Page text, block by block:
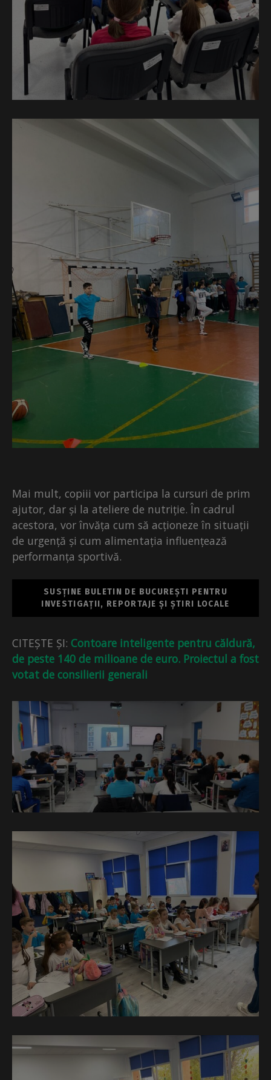
Mai mult, copiii vor participa la cursuri de prim
ajutor, dar și la ateliere de nutriție. În cadrul
acestora, vor învăța cum să acționeze în situații
de urgență și cum alimentația influențează
performanța sportivă.
SUSȚINE BULETIN DE BUCUREȘTI PENTRU
INVESTIGAȚII, REPORTAJE ȘI ȘTIRI LOCALE
CITEȘTE ȘI: Contoare inteligente pentru căldură,
de peste 140 de milioane de euro. Proiectul a fost
votat de consilierii generali